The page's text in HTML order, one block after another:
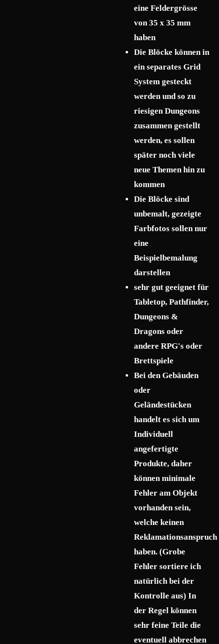
eine Feldergrösse
von 35 x 35 mm
haben
Die Blöcke können in
ein separates Grid
System gesteckt
werden und so zu
riesigen Dungeons
zusammen gestellt
werden, es sollen
später noch viele
neue Themen hin zu
kommen
Die Blöcke sind
unbemalt, gezeigte
Farbfotos sollen nur
eine
Beispielbemalung
darstellen
sehr gut geeignet für
Tabletop, Pathfinder,
Dungeons &
Dragons oder
andere RPG's oder
Brettspiele
Bei den Gebäuden
oder
Geländestücken
handelt es sich um
Individuell
angefertigte
Produkte, daher
können minimale
Fehler am Objekt
vorhanden sein,
welche keinen
Reklamationsanspruch
haben. (Grobe
Fehler sortiere ich
natürlich bei der
Kontrolle aus) In
der Regel können
sehr feine Teile die
eventuell abbrechen